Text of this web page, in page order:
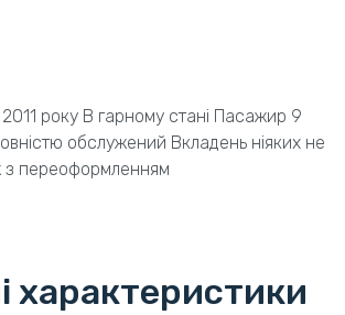
характеристики
року В гарному стані Пасажир 9
обслужений Вкладень ніяких не
переоформленням